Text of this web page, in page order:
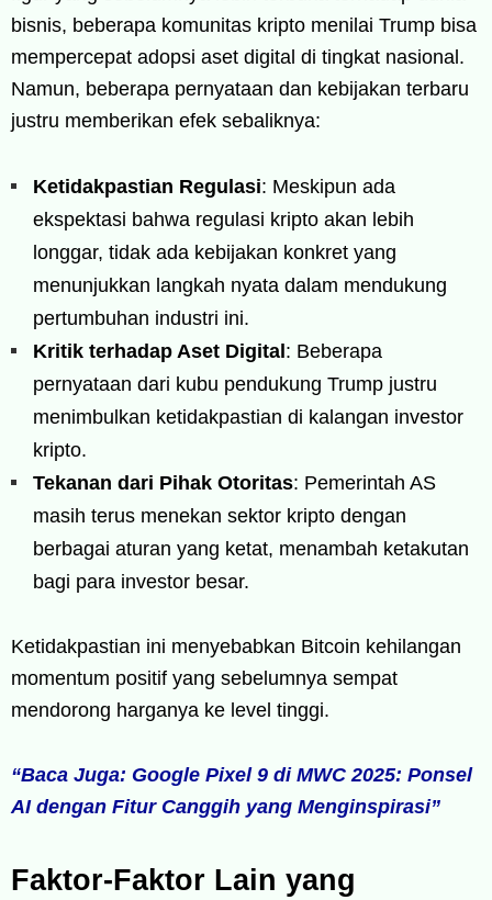
bisnis, beberapa komunitas kripto menilai Trump bisa
mempercepat adopsi aset digital di tingkat nasional.
Namun, beberapa pernyataan dan kebijakan terbaru
justru memberikan efek sebaliknya:
Ketidakpastian Regulasi: Meskipun ada
ekspektasi bahwa regulasi kripto akan lebih
longgar, tidak ada kebijakan konkret yang
menunjukkan langkah nyata dalam mendukung
pertumbuhan industri ini.
Kritik terhadap Aset Digital : Beberapa
pernyataan dari kubu pendukung Trump justru
menimbulkan ketidakpastian di kalangan investor
kripto.
Tekanan dari Pihak Otoritas: Pemerintah AS
masih terus menekan sektor kripto dengan
berbagai aturan yang ketat, menambah ketakutan
bagi para investor besar.
Ketidakpastian ini menyebabkan Bitcoin kehilangan
momentum positif yang sebelumnya sempat
mendorong harganya ke level tinggi.
“Baca Juga: Google Pixel 9 di MWC 2025: Ponsel
AI dengan Fitur Canggih yang Menginspirasi”
Faktor-Faktor Lain yang